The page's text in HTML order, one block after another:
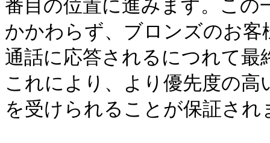
番目の位置に進みます。この
かかわらず、ブロンズのお
通話に応答されるにつれて
これにより、より優先度の
を受けられることが保証され